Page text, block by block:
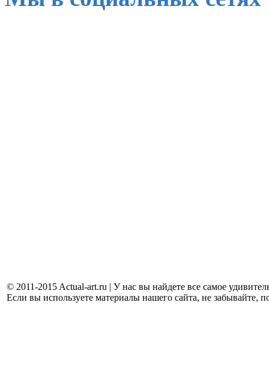
© 2011-2015 Actual-art.ru | У нас вы найдете все самое
Если вы используете материалы нашего сайта, не забывайте,